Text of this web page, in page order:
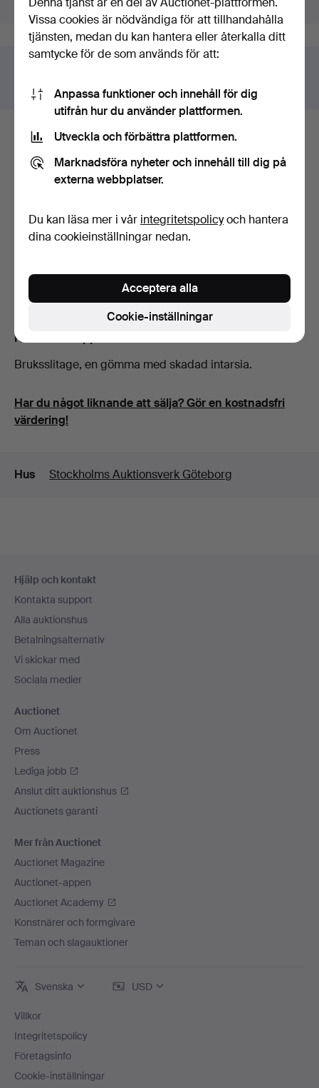
Värdering:106 USD 3 jan 2025 kl. 13:25 EST
Gör en kostnadsfri värdering!
Budhistorik
3 jan, 12:28
Beskrivning
Ca 7,5 x 6 cm för ur med diameter 41 mm
Ca 9 x 7,5 cm för ur med diameter 55 mm.
Konditionsrapport
Bruksslitage, en gömma med skadad intarsia.
Har du något liknande att sälja? Gör en kostnadsfri
värdering!
Detaljer
Hus Stockholms Auktionsverk Göteborg
Hjälp och kontakt
Kontakta support
Alla auktionshus
Betalningsalternativ
Vi skickar med
Sociala medier
Auctionet
Om Auctionet
Press
Lediga jobb
Anslut ditt auktionshus
Auctionets garanti
Mer från Auctionet
Auctionet Magazine
Auctionet-appen
Auctionet Academy
Konstnärer och formgivare
Teman och slagauktioner
Svenska USD
Villkor
Integritetspolicy
Företagsinfo
Cookie-inställningar
Vissa cookies är nödvändiga för att tillhandahålla
tjänsten, medan du kan hantera eller återkalla ditt
samtycke för de som används för att:
Anpassa funktioner och innehåll för dig
utifrån hur du använder plattformen.
Utveckla och förbättra plattformen.
Marknadsföra nyheter och innehåll till dig på
externa webbplatser.
Du kan läsa mer i vår integritetspolicyoch hantera
dina cookieinställningar nedan.
Cookie-inställningar
Acceptera alla